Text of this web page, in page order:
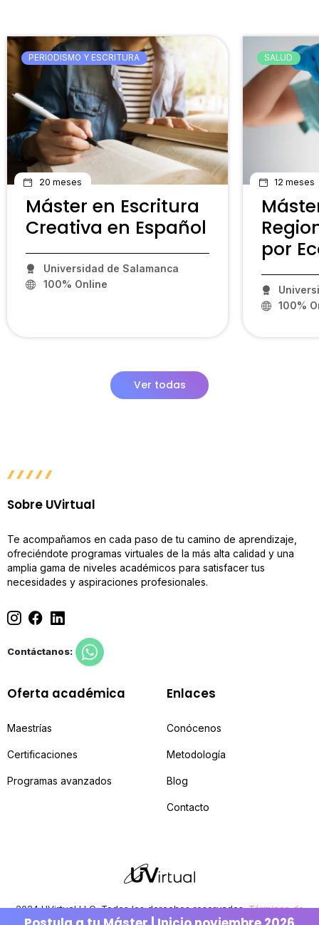
PERIODISMO Y ESCRITURA
20 meses
Máster en Escritura
Creativa en Español
Universidad de Salamanca
100% Online
SALUD
12 meses
por
100%
Ver todas
Sobre UVirtual
Te acompañamos en cada paso de tu camino de aprendizaje,
ofreciéndote programas virtuales de la más alta calidad y una
amplia gama de niveles académicos para satisfacer tus
necesidades y aspiraciones profesionales.
Contáctanos:
Oferta académica
Maestrías
Certificaciones
Programas avanzados
Enlaces
Conócenos
Metodología
Blog
Contacto
2024 UVirtual LLC. Todos los derechos reservados.Términos de
uso | Políticas de privacidad